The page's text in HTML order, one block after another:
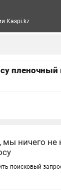
пленочный
ничего не
поисковый
Kaspi.kz